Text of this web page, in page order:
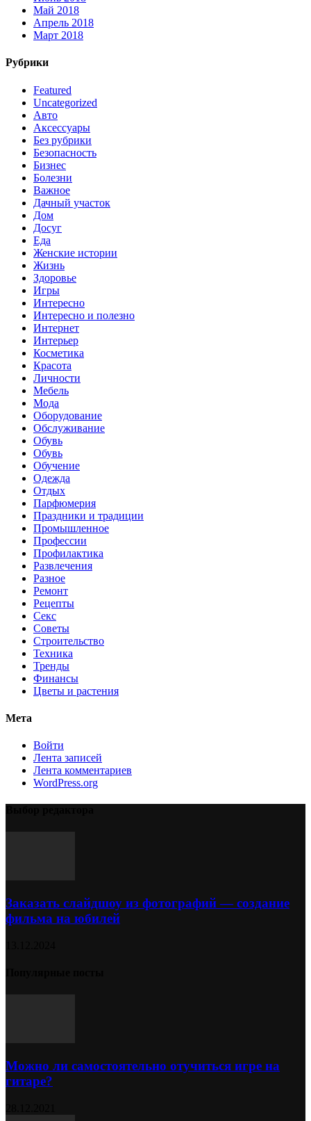
Май 2018
Апрель 2018
Март 2018
Рубрики
Featured
Uncategorized
Авто
Аксессуары
Без рубрики
Безопасность
Бизнес
Болезни
Важное
Дачный участок
Дом
Досуг
Еда
Женские истории
Жизнь
Здоровье
Игры
Интересно
Интересно и полезно
Интернет
Интерьер
Косметика
Красота
Личности
Мебель
Мода
Оборудование
Обслуживание
Обувь
Обувь
Обучение
Одежда
Отдых
Парфюмерия
Праздники и традиции
Промышленное
Профессии
Профилактика
Развлечения
Разное
Ремонт
Рецепты
Секс
Советы
Строительство
Техника
Тренды
Финансы
Цветы и растения
Мета
Войти
Лента записей
Лента комментариев
WordPress.org
Заказать слайдшоу из фотографий — создание
фильма на юбилей
Можно ли самостоятельно отучиться игре на
гитаре?